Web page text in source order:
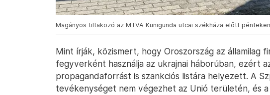
Magányos tiltakozó az MTVA Kunigunda utcai székháza előtt
Mint írják, közismert, hogy Oroszország az államilag
fegyverként használja az ukrajnai háborúban, ezért
propagandaforrást is szankciós listára helyezett. A
tevékenységet nem végezhet az Unió területén, és